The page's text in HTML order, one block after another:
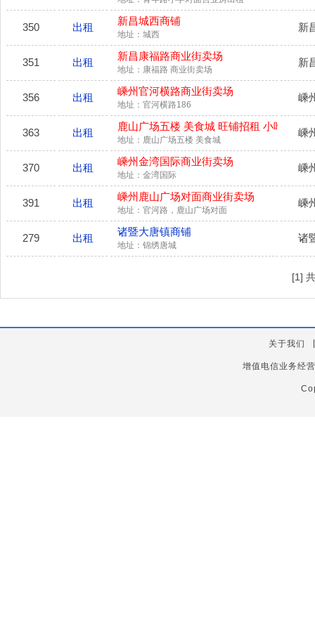
350 出租
新昌城西商铺
地址：城西
新
351 出租
新昌康福路商业街卖场
地址：康福路 商业街卖场
新
356 出租
嵊州官河横路商业街卖场
地址：官河横路186
嵊
363 出租
鹿山广场五楼 美食城 旺铺招租 小吃简餐
地址：鹿山广场五楼 美食城
嵊
370 出租
嵊州金湾国际商业街卖场
地址：金湾国际
嵊
391 出租
嵊州鹿山广场对面商业街卖场
地址：官河路，鹿山广场对面
嵊
279 出租
诸暨大唐镇商铺
地址：锦绣唐城
诸
[1] 共
关于我们
增值电信业务经